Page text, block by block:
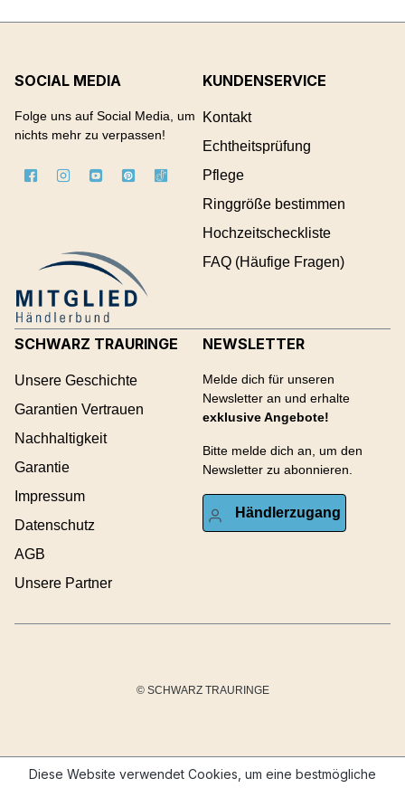
SOCIAL MEDIA
Folge uns auf Social Media, um
nichts mehr zu verpassen!
KUNDENSERVICE
Kontakt
Echtheitsprüfung
Pflege
Ringgröße bestimmen
Hochzeitscheckliste
FAQ (Häufige Fragen)
SCHWARZ TRAURINGE
Unsere Geschichte
Garantien Vertrauen
Nachhaltigkeit
Garantie
Impressum
Datenschutz
AGB
Unsere Partner
NEWSLETTER
Melde dich für unseren
Newsletter an und erhalte
exklusive Angebote!
Bitte melde dich an, um den
Newsletter zu abonnieren.
Händlerzugang
© SCHWARZ TRAURINGE
Diese Website verwendet Cookies, um eine bestmögliche